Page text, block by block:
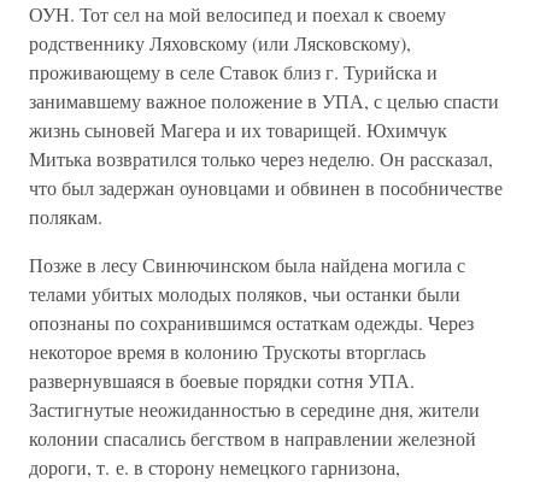
ОУН. Тот сел на мой велосипед и поехал к своему
родственнику Ляховскому (или Лясковскому),
проживающему в селе Ставок близ г. Турийска и
занимавшему важное положение в УПА, с целью спасти
жизнь сыновей Магера и их товарищей. Юхимчук
Митька возвратился только через неделю. Он рассказал,
что был задержан оуновцами и обвинен в пособничестве
полякам.
Позже в лесу Свинючинском была найдена могила с
телами убитых молодых поляков, чьи останки были
опознаны по сохранившимся остаткам одежды. Через
некоторое время в колонию Трускоты вторглась
развернувшаяся в боевые порядки сотня УПА.
Застигнутые неожиданностью в середине дня, жители
колонии спасались бегством в направлении железной
дороги, т. е. в сторону немецкого гарнизона,